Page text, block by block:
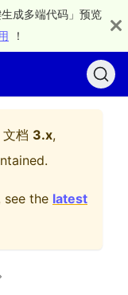
成多端代码」预览
！
档 3.x,
the latest